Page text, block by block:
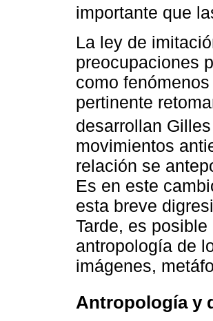
importante que
La ley de
preocupaciones
como
pertinente
desarrollan Gilles
movimientos
relación se
Es en este
esta breve
Tarde, es
antropología de
imágenes,
Antropología y